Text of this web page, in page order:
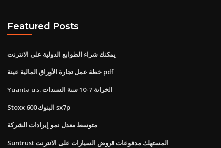
Featured Posts
يمكنك شراء الطوابع الدولية على الانترنت
خطة عمل تجارة الأوراق المالية عينة pdf
Yuanta u.s. الخزانة 7-10 سنة السندات
Stoxx 600 البنوك sx7p
متوسط ​​معدل نمو إيرادات الشركة
Suntrust المستهلك مدفوعات قروض السيارات على الانترنت